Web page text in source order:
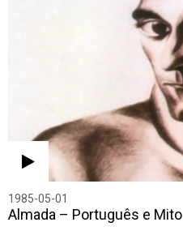
1985-05-01
Almada – Português e Mito